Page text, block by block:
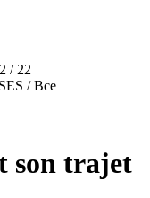
2 / 22
/ Bce
son trajet